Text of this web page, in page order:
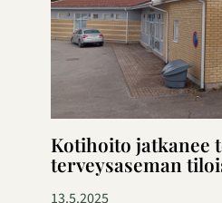
Kotihoito jatkanee
terveysaseman
13.5.2025